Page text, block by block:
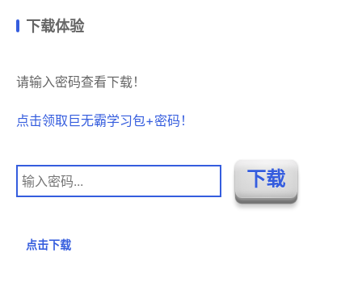
下载体验
请输入密码查看下载！
点击领取巨无霸学习包+密码！
点击下载